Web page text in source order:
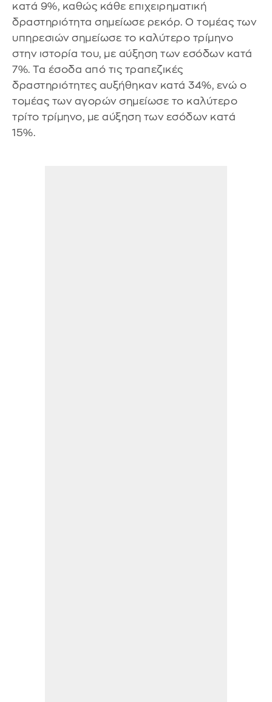
κατά 9%, καθώς κάθε επιχειρηματική
δραστηριότητα σημείωσε ρεκόρ. Ο τομέας των
υπηρεσιών σημείωσε το καλύτερο τρίμηνο
στην ιστορία του, με αύξηση των εσόδων κατά
7%. Τα έσοδα από τις τραπεζικές
δραστηριότητες αυξήθηκαν κατά 34%, ενώ ο
τομέας των αγορών σημείωσε το καλύτερο
τρίτο τρίμηνο, με αύξηση των εσόδων κατά
15%.